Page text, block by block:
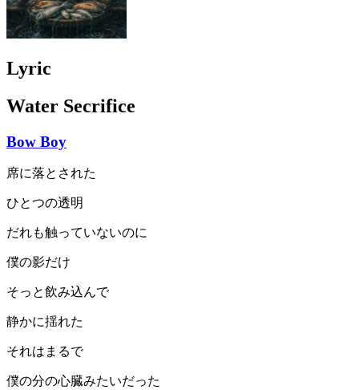
Lyric
Water Secrifice
Bow Boy
席に落とされた
ひとつの透明
だれも触っていないのに
僕の影だけ
そっと飲み込んで
静かに揺れた
それはまるで
僕の分の心臓みたいだった